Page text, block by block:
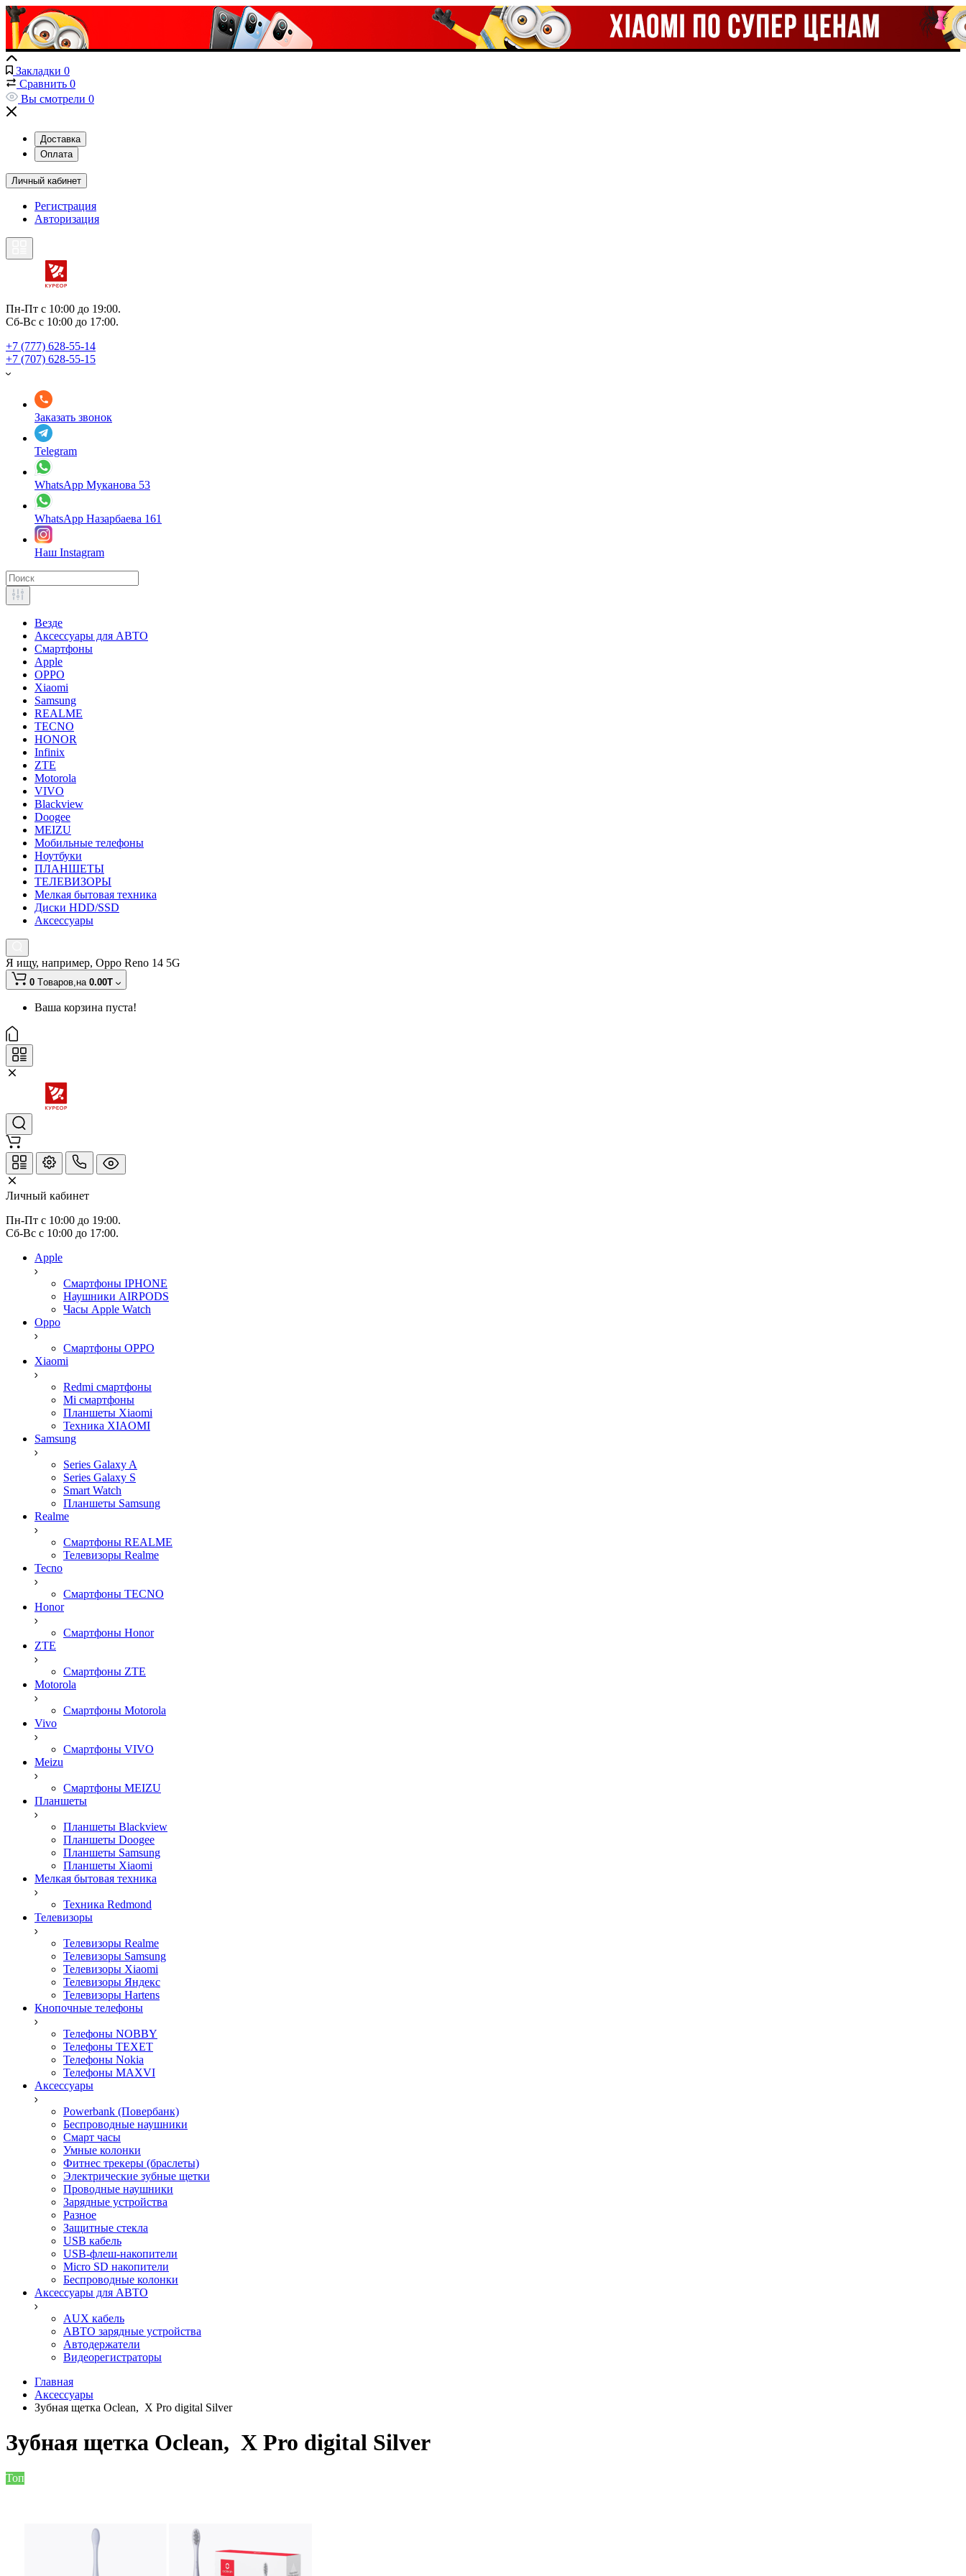
Закладки 0
Сравнить 0
Вы смотрели 0
Доставка
Оплата
Личный кабинет
Регистрация
Авторизация
Пн-Пт с 10:00 до 19:00.
Сб-Вс с 10:00 до 17:00.
+7 (777) 628-55-14
+7 (707) 628-55-15
Заказать звонок
Telegram
WhatsApp Муканова 53
WhatsApp Назарбаева 161
Наш Instagram
Везде
Аксессуары для АВТО
Смартфоны
Apple
OPPO
Xiaomi
Samsung
REALME
TECNO
HONOR
Infinix
ZTE
Motorola
VIVO
Blackview
Doogee
MEIZU
Мобильные телефоны
Ноутбуки
ПЛАНШЕТЫ
ТЕЛЕВИЗОРЫ
Мелкая бытовая техника
Диски HDD/SSD
Аксессуары
Я ищу, например, Oppo Reno 14 5G
0 Tоваров,на 0.00T
Ваша корзина пуста!
Личный кабинет
Пн-Пт с 10:00 до 19:00.
Сб-Вс с 10:00 до 17:00.
Apple
Смартфоны IPHONE
Наушники AIRPODS
Часы Apple Watch
Oppo
Смартфоны OPPO
Xiaomi
Redmi смартфоны
Mi смартфоны
Планшеты Xiaomi
Техника XIAOMI
Samsung
Series Galaxy A
Series Galaxy S
Smart Watch
Планшеты Samsung
Realme
Смартфоны REALME
Телевизоры Realme
Tecno
Смартфоны TECNO
Honor
Смартфоны Honor
ZTE
Смартфоны ZTE
Motorola
Смартфоны Motorola
Vivo
Смартфоны VIVO
Meizu
Смартфоны MEIZU
Планшеты
Планшеты Blackview
Планшеты Doogee
Планшеты Samsung
Планшеты Xiaomi
Мелкая бытовая техника
Техника Redmond
Телевизоры
Телевизоры Realme
Телевизоры Samsung
Телевизоры Xiaomi
Телевизоры Яндекс
Телевизоры Hartens
Кнопочные телефоны
Телефоны NOBBY
Телефоны TEXET
Телефоны Nokia
Телефоны MAXVI
Аксессуары
Powerbank (Повербанк)
Беспроводные наушники
Смарт часы
Умные колонки
Фитнес трекеры (браслеты)
Электрические зубные щетки
Проводные наушники
Зарядные устройства
Разное
Защитные стекла
USB кабель
USB-флеш-накопители
Micro SD накопители
Беспроводные колонки
Аксессуары для АВТО
AUX кабель
АВТО зарядные устройства
Автодержатели
Видеорегистраторы
Главная
Аксессуары
Зубная щетка Oclean, X Pro digital Silver
Зубная щетка Oclean, X Pro digital Silver
Топ